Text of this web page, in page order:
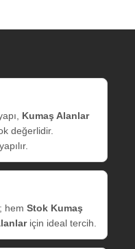
Kumaş Alanlar
değerlidir.
hem Stok Kumaş
için ideal tercih.